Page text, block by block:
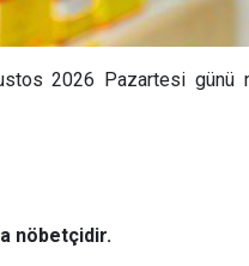
2026 Pazartesi günü
nöbetçidir.